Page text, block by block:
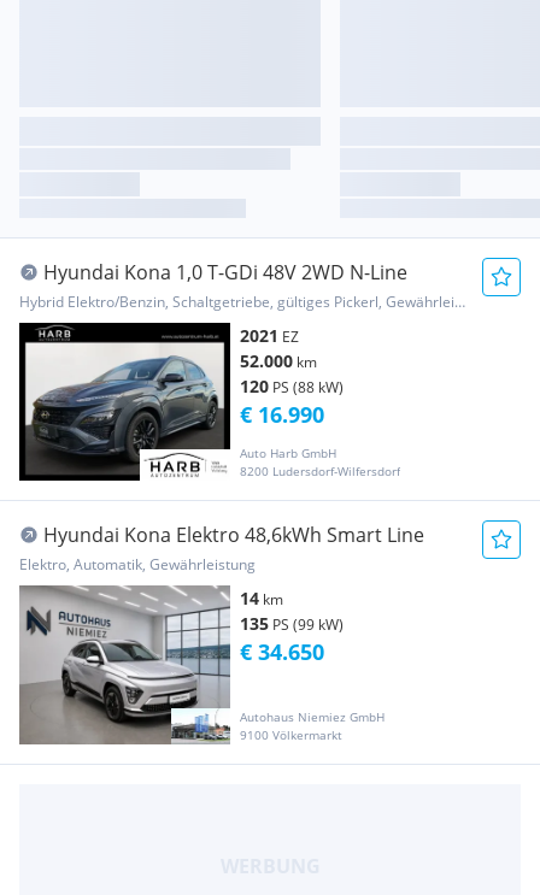
Hyundai Kona 1,0 T-GDi 48V 2WD N-Line
Hybrid Elektro/Benzin, Schaltgetriebe, gültiges Pickerl, Gewährleistung
2021 EZ
52.000 km
120 PS (88 kW)
Auto Harb GmbH
8200 Ludersdorf-Wilfersdorf
€ 16.990
Hyundai Kona Elektro 48,6kWh Smart Line
Elektro, Automatik, Gewährleistung
14 km
135 PS (99 kW)
Autohaus Niemiez GmbH
9100 Völkermarkt
€ 34.650